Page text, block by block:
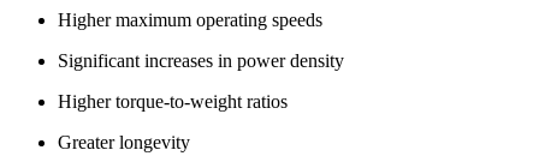
Higher maximum operating speeds
Significant increases in power density
Higher torque-to-weight ratios
Greater longevity